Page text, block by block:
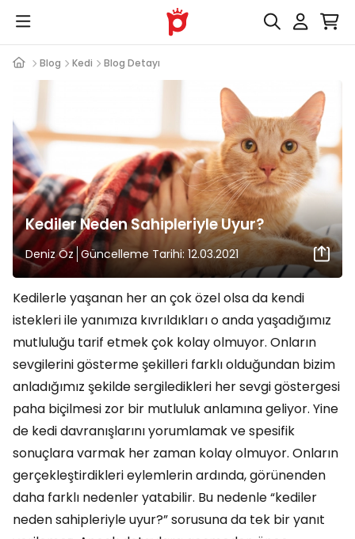
Blog Kedi Blog Detayı
Kediler Neden Sahipleriyle Uyur?
Deniz Öz Güncelleme Tarihi: 12.03.2021
Kedilerle yaşanan her an çok özel olsa da kendi
istekleri ile yanımıza kıvrıldıkları o anda yaşadığımız
mutluluğu tarif etmek çok kolay olmuyor. Onların
sevgilerini gösterme şekilleri farklı olduğundan bizim
anladığımız şekilde sergiledikleri her sevgi göstergesi
paha biçilmesi zor bir mutluluk anlamına geliyor. Yine
de kedi davranışlarını yorumlamak ve spesifik
sonuçlara varmak her zaman kolay olmuyor. Onların
gerçekleştirdikleri eylemlerin ardında, görünenden
daha farklı nedenler yatabilir. Bu nedenle “kediler
neden sahipleriyle uyur?” sorusuna da tek bir yanıt